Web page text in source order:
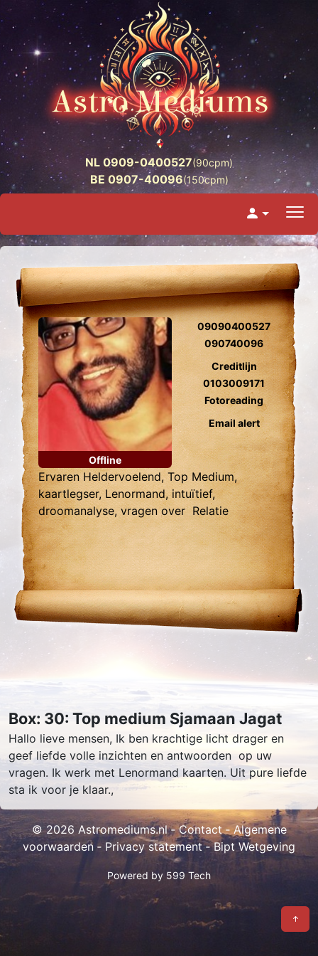
NL 0909-0400527(90cpm)
BE 0907-40096(150cpm)
Offline
09090400527
090740096
Creditlijn
0103009171
Fotoreading
Email alert
Ervaren Heldervoelend, Top Medium,
kaartlegser, Lenormand, intuïtief,
droomanalyse, vragen over Relatie
problemen en levensvragen
Box: 30: Top medium Sjamaan Jagat
Hallo lieve mensen, Ik ben krachtige licht drager en
geef liefde volle inzichten en antwoorden op uw
vragen. Ik werk met Lenormand kaarten. Uit pure liefde
sta ik voor je klaar.,
© 2026 Astromediums.nl ‐Contact‐Algemene
voorwaarden ‐ Privacy statement‐Bipt Wetgeving
Powered by 599 Tech